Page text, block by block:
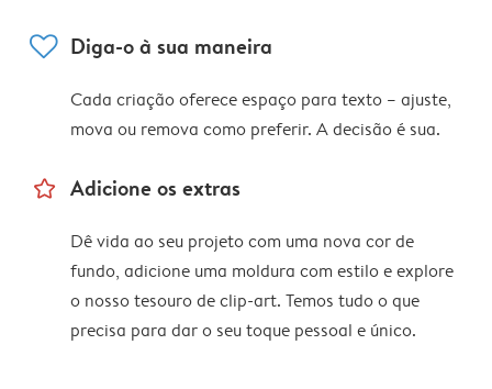
heart Diga-o à sua maneira
Cada criação oferece espaço para texto – ajuste,
mova ou remova como preferir. A decisão é sua.
star_outline Adicione os extras
Dê vida ao seu projeto com uma nova cor de
fundo, adicione uma moldura com estilo e explore
o nosso tesouro de clip-art. Temos tudo o que
precisa para dar o seu toque pessoal e único.